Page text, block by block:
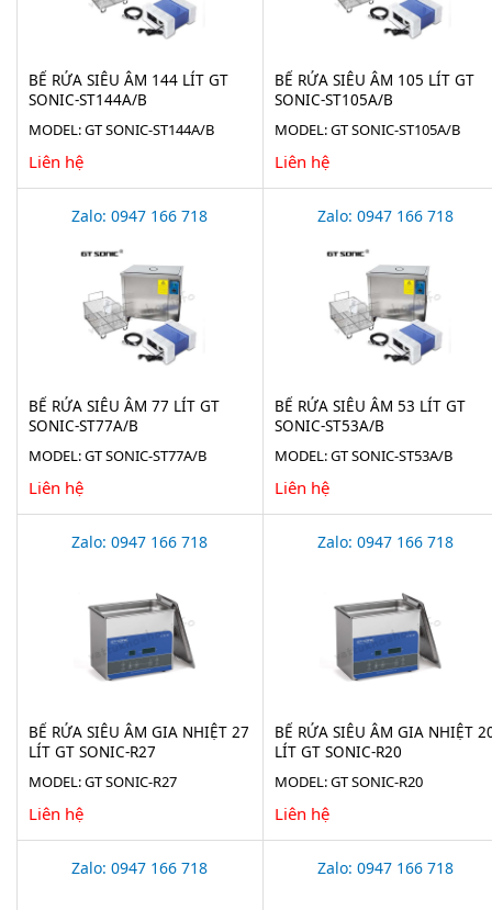
BỂ RỬA SIÊU ÂM 144 LÍT GT
SONIC-ST144A/B
MODEL: GT SONIC-ST144A/B
Liên hệ
BỂ RỬA SIÊU ÂM 105 LÍT GT
SONIC-ST105A/B
MODEL: GT SONIC-ST105A/B
Liên hệ
Zalo: 0947 166 718
BỂ RỬA SIÊU ÂM 77 LÍT GT
SONIC-ST77A/B
MODEL: GT SONIC-ST77A/B
Liên hệ
Zalo: 0947 166 718
BỂ RỬA SIÊU ÂM 53 LÍT GT
SONIC-ST53A/B
MODEL: GT SONIC-ST53A/B
Liên hệ
Zalo: 0947 166 718
BỂ RỬA SIÊU ÂM GIA NHIỆT 27
LÍT GT SONIC-R27
MODEL: GT SONIC-R27
Liên hệ
Zalo: 0947 166 718
BỂ RỬA SIÊU ÂM GIA NHIỆT
LÍT GT SONIC-R20
MODEL: GT SONIC-R20
Liên hệ
Zalo: 0947 166 718 Zalo: 0947 166 718